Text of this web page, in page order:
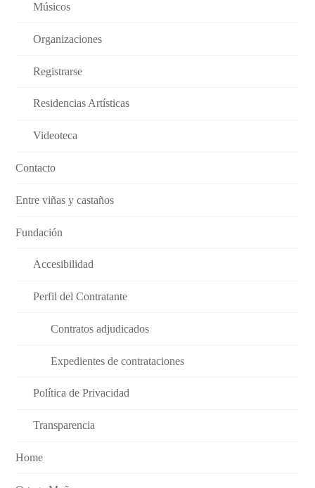
Músicos
Organizaciones
Registrarse
Residencias Artísticas
Videoteca
Contacto
Entre viñas y castaños
Fundación
Accesibilidad
Perfil del Contratante
Contratos adjudicados
Expedientes de contrataciones
Política de Privacidad
Transparencia
Home